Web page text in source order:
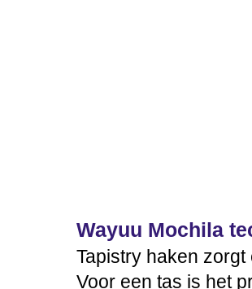
Wayuu Mochila
Tapistry haken
Voor een tas is het